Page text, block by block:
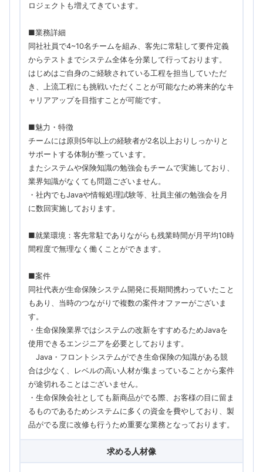
ロジェクトも増えてきています。
■業務詳細
同社社員で4~10名チームを組み、客先に常駐して要件定義
からテストまでシステム全体を分業して行っております。
はじめはご自身のご経験されている工程を担当していただ
き、上流工程にも挑戦いただくことが可能なため将来的なキ
ャリアアップを目指すことが可能です。
■魅力・特徴
チームには原則5年以上の経験者が2名以上おりしっかりと
サポートする体制が整っています。
またシステムや保険知識の勉強会もチームで実施しており、
業界知識がなくても問題ございません。
・社内でもJavaや情報処理試験等、社員主催の勉強会を月
に数回実施しております。
■就業環境：客先常駐でありながらも残業時間が月平均10時
間程度で無理なく働くことができます。
■案件
同社代表が生命保険システム開発に長期間携わっていたこと
もあり、当時のつながりで複数の案件オファーがございま
す。
・生命保険業界ではシステムの改新をすすめるためJavaを
使用できるエンジニアを必要としております。
Java・フロントシステムができ生命保険の知識がある競
合は少なく、レベルの高い人材が集まっていることから案件
が途切れることはございません。
・生命保険会社としても新商品がでる際、お客様の目に留ま
るものであるためシステムに多くの資金を費やしており、製
品がでる度に改修も行うため重要な業務となっております。
求める人材像